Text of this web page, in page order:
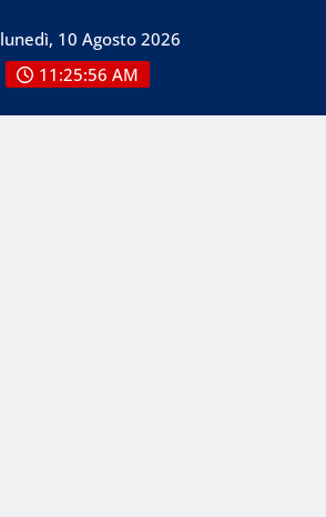
lunedì, 10 Agosto 2026
11:25:59 AM